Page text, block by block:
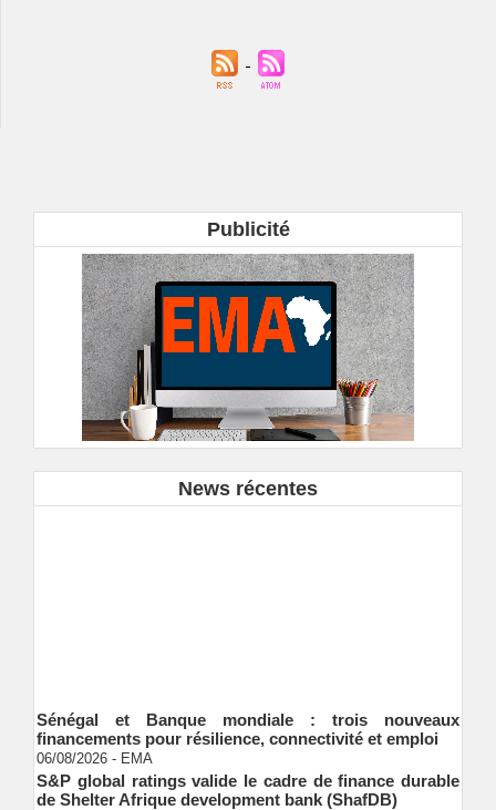
Publicité
News récentes
financements pour résilience, connectivité et emploi
06/08/2026 -EMA
S&P global ratings valide le cadre de finance durable
de Shelter Afrique development bank (ShafDB)
06/08/2026 -EMA